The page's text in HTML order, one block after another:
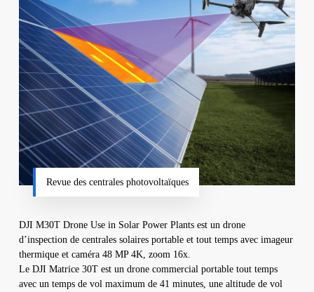
Revue des centrales photovoltaïques
DJI M30T Drone Use in Solar Power Plants est un drone
d’inspection de centrales solaires portable et tout temps avec imageur
thermique et caméra 48 MP 4K, zoom 16x.
Le DJI Matrice 30T est un drone commercial portable tout temps
avec un temps de vol maximum de 41 minutes, une altitude de vol